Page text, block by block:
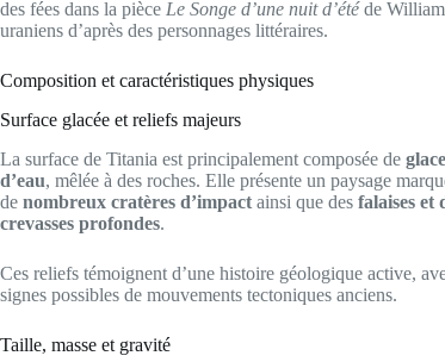
des fées dans la pièce Le Songe d’une nuit d’étéde William
uraniens d’après des personnages littéraires.
Composition et caractéristiques physiques
Surface glacée et reliefs majeurs
La surface de Titania est principalement composée de glace
d’eau, mêlée à des roches. Elle présente un paysage
de nombreux cratères d’impact ainsi que des falaises et
crevasses profondes.
Ces reliefs témoignent d’une histoire géologique active,
signes possibles de mouvements tectoniques anciens.
Taille, masse et gravité